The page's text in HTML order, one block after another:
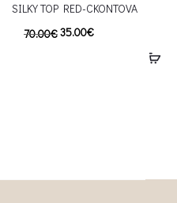
SILKY TOP RED-CKONTOVA
70.00€35.00€